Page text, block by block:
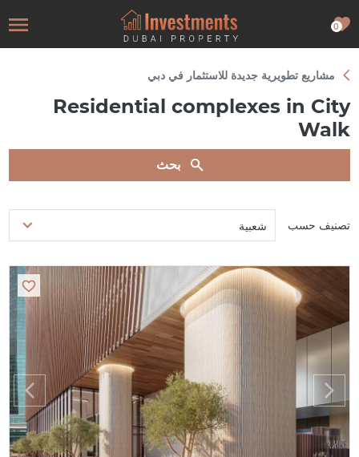
0
مشاريع تطويرية جديدة للاستثمار في دبي
Residential complexes in City
Walk
بحث
تصنيف حسب شعبية